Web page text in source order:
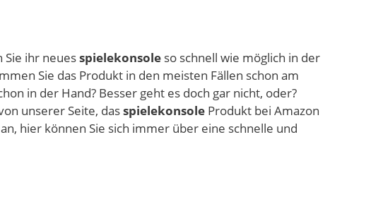
Sie ihr neuesspielekonsole so schnell wie möglich in der
Sie das Produkt in den meisten Fällen schon am
in der Hand? Besser geht es doch gar nicht, oder?
unserer Seite, dasspielekonsole Produkt bei Amazon
hier können Sie sich immer über eine schnelle und